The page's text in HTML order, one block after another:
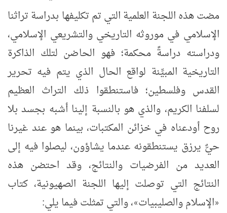
مضت هذه اللجنة العلمية التي تم تكليفها بدراسة تراثنا
الإسلامي في موروثه التاريخي والتشريعي الإسلامي،
ودراسته دراسةً محكمة؛ فهو الحاضن لتلك الذاكرة
التاريخية المبيِّنة لواقع الحال الذي يتم فيه تحرير
القدس وفلسطين؛ فاستنطقوا ذلك التراث العظيم
لسلفنا الكريم، والذي هو بالنسبة إلينا أشبه بجسد بلا
روح أودعناه في خزائن المكتبات، بينما هو عند غيرنا
حيٌّ يرزق يستنطقونه عندما يشاؤون، ليصلوا فيه إلى
العديد من الفرضيات والنتائج، وقد احتضن هذه
النتائج التي توصلت إليها اللجنة الصهيونية، كتاب
«الإسلام والصليبيات»، والتي تمثلت فيما يلي: